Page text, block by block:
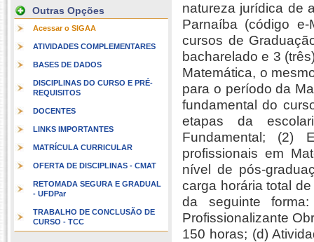
Outras Opções
Acessar o SIGAA
ATIVIDADES COMPLEMENTARES
BASES DE DADOS
DISCIPLINAS DO CURSO E PRÉ-
REQUISITOS
DOCENTES
LINKS IMPORTANTES
MATRÍCULA CURRICULAR
OFERTA DE DISCIPLINAS - CMAT
RETOMADA SEGURA E GRADUAL
- UFDPar
TRABALHO DE CONCLUSÃO DE
CURSO - TCC
natureza jurídica de
Parnaíba (código
cursos de
bacharelado e 3
Matemática, o
para o período da
fundamental do
etapas da
Fundamental; (2)
profissionais em
nível de pós-
carga horária total
da seguinte
Profissionalizante
150 horas; (d)